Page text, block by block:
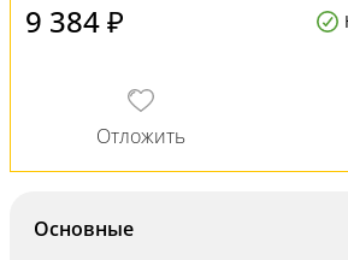
9 384 ₽
Основные